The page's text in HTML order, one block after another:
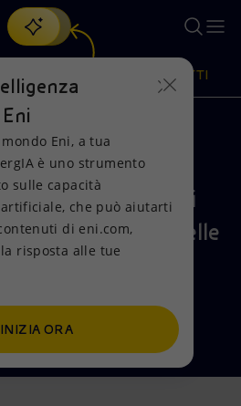
nuova soluzione di intelligenza
PRODOTTI
Stampa
con gli
dei data center, delle
elettriche e dei
Eni, a tua
è uno strumento
sulle capacità
che può aiutarti
di eni.com,
risposta alle tue
INIZIA ORA